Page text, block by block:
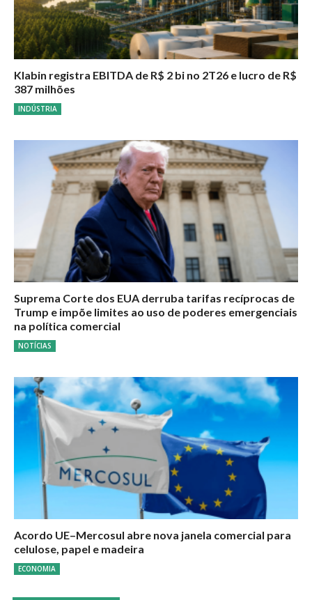
Klabin registra EBITDA de R$ 2 bi no 2T26 e lucro de R$
387 milhões
INDÚSTRIA
Suprema Corte dos EUA derruba tarifas recíprocas de
Trump e impõe limites ao uso de poderes emergenciais
na política comercial
NOTÍCIAS
Acordo UE–Mercosul abre nova janela comercial para
celulose, papel e madeira
ECONOMIA